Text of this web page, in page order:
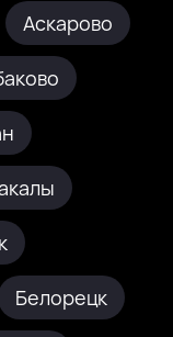
Аскарово
Белорецк